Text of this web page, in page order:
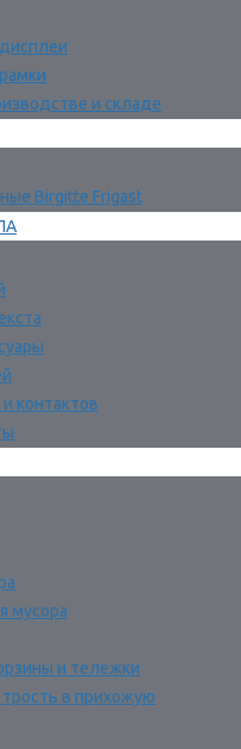
и складе
Birgitte Frigast
контактов
мусора
и тележки
в прихожую